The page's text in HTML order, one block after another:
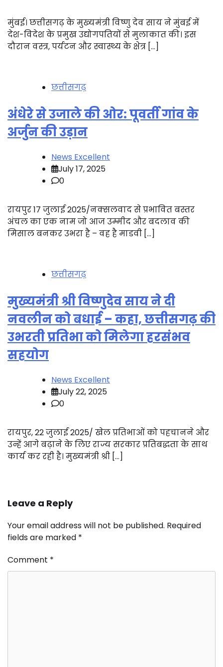
मुंबई। छत्तीसगढ़ के मुख्यमंत्री विष्णु देव साय ने मुंबई में
देश-विदेश के प्रमुख उद्योगपतियों से मुलाकात की। इस
दौरान वस्त्र, पर्यटन और स्वास्थ्य के क्षेत्र […]
छत्तीसगढ़
अंधेरे से उजाले की ओर: पूवर्ती गांव के
अर्जुन की उड़ान
News Excellent
July 17, 2025
0
रायपुर 17 जुलाई 2025/नक्सलवाद से प्रभावित बस्तर
अंचल का एक नाम जो आज उम्मीद और बदलाव की
मिसाल बनकर उभरा है – वह है माडवी […]
छत्तीसगढ़
मुख्यमंत्री श्री विष्णुदेव साय ने दी
नवलीन को बधाई – कहा, छत्तीसगढ़ की
उभरती प्रतिभा को मिलेगा हरसंभव
सहयोग
News Excellent
July 22, 2025
0
रायपुर, 22 जुलाई 2025/ खेल प्रतिभाओं को पहचानने और
उन्हें आगे बढ़ाने के लिए राज्य सरकार प्रतिबद्धता के साथ
कार्य कर रही है। मुख्यमंत्री श्री […]
Leave a Reply
Your email address will not be published. Required
fields are marked *
Comment *